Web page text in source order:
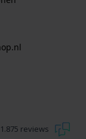
1.875 reviews